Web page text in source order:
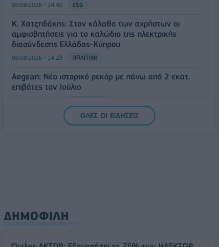
06/08/2026 - 14:40 ESG
Κ. Χατζηδάκης: Στον κάλαθο των αχρήστων οι
αμφισβητήσεις για το καλώδιο της ηλεκτρικής
διασύνδεσης Ελλάδας-Κύπρου
06/08/2026 - 14:23 ΠΟΛΙΤΙΚΗ
Aegean: Νέο ιστορικό ρεκόρ με πάνω από 2 εκατ.
επιβάτες τον Ιούλιο
ΟΛΕΣ ΟΙ ΕΙΔΗΣΕΙΣ
ΔΗΜΟΦΙΛΗ